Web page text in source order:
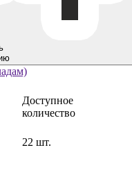
Доступное
количество
22 шт.